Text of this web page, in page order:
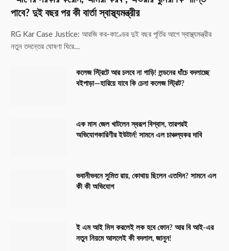
পাবে? দুই বছর পর কী বার্তা স্বাস্থ্যমন্ত্রীর
RG Kar Case Justice: আরজি কর-কাণ্ডের দুই বছর পূর্তির আগে স্বাস্থ্যমন্ত্রীর
নতুন তদন্তের ঘোষণা ঘিরে…
কলেজ স্ট্রিটে আর চলবে না গাড়ি! লন্ডনের ধাঁচে বদলাচ্ছে
বইপাড়া—হারিয়ে যাবে কি চেনা কলেজ স্ট্রিট?
এক মাস জেল খাটলেন স্বরূপ বিশ্বাস, তারপরই
অভিযোগকারিণীর ইউটার্ন! সামনে এল চাঞ্চল্যকর দাবি
ভবানীভবনে সুমিত রায়, কোথায় ছিলেন এতদিন? সামনে এল
কী কী অভিযোগ
ই এম আই মিস করলেই লক হবে ফোন? আর বি আই-এর
নতুন নিয়মে আসলেই কী বদলাল, জানুন!